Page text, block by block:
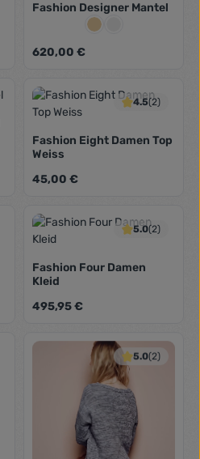
Fashion Designer Mantel
Beige
Regulärer Preis:
620,00 €
4.5(2)
Fashion Eight Damen Top
Weiss
Regulärer Preis:
45,00 €
5.0(2)
Fashion Four Damen
Kleid
Regulärer Preis:
495,95 €
5.0(2)